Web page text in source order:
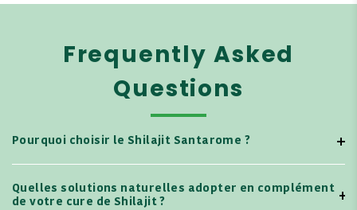
Frequently Asked
Questions
Pourquoi choisir le Shilajit Santarome ?
Quelles solutions naturelles adopter en complément
de votre cure de Shilajit ?